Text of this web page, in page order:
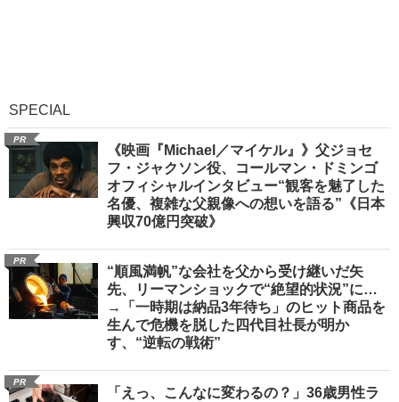
SPECIAL
PR
《映画『Michael／マイケル』》父ジョセ
フ・ジャクソン役、コールマン・ドミンゴ
オフィシャルインタビュー“観客を魅了した
名優、複雑な父親像への想いを語る”《日本
興収70億円突破》
PR
“順風満帆”な会社を父から受け継いだ矢
先、リーマンショックで“絶望的状況”に…
→「一時期は納品3年待ち」のヒット商品を
生んで危機を脱した四代目社長が明か
す、“逆転の戦術”
PR
「えっ、こんなに変わるの？」36歳男性ラ